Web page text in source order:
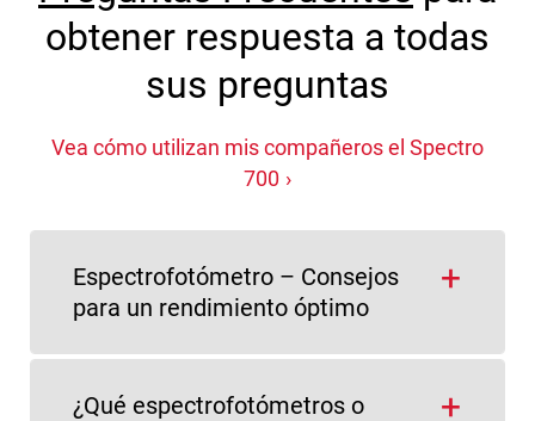
obtener respuesta a todas
sus preguntas
Vea cómo utilizan mis compañeros el Spectro
700
Espectrofotómetro – Consejos
para un rendimiento óptimo
¿Qué espectrofotómetros o